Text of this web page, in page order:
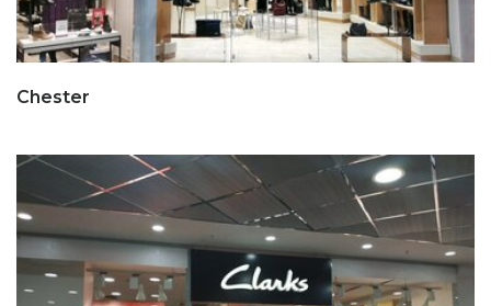
Chester